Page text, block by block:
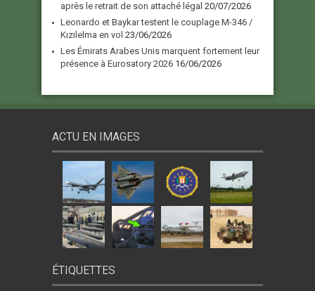
après le retrait de son attaché légal 20/07/2026
Leonardo et Baykar testent le couplage M-346 /
Kızılelma en vol 23/06/2026
Les Émirats Arabes Unis marquent fortement leur
présence à Eurosatory 2026 16/06/2026
ACTU EN IMAGES
ÉTIQUETTES